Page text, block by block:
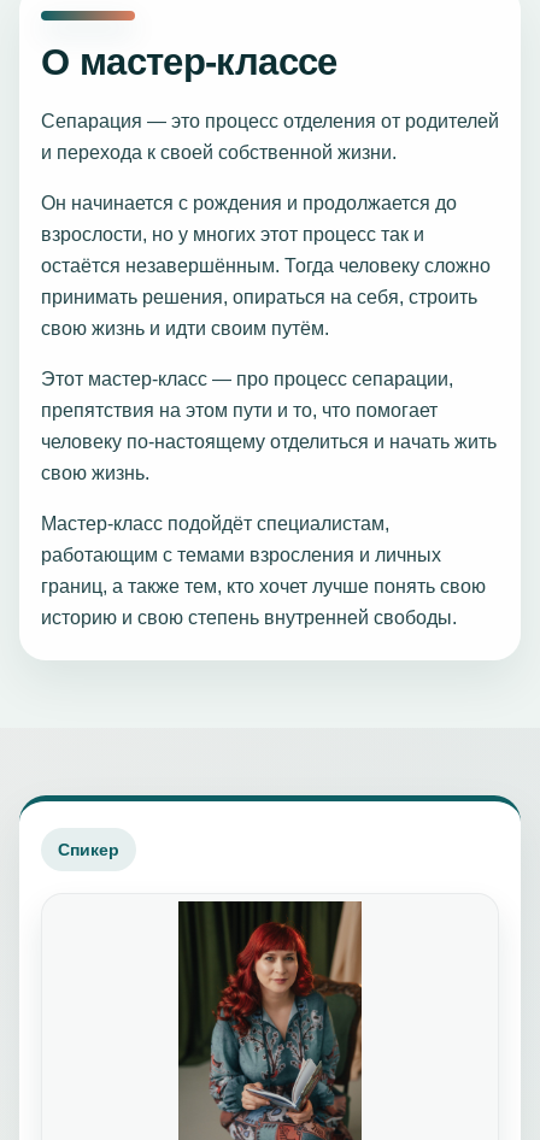
О мастер-классе
Сепарация — это процесс отделения от родителей
и перехода к своей собственной жизни.
Он начинается с рождения и продолжается до
взрослости, но у многих этот процесс так и
остаётся незавершённым. Тогда человеку сложно
принимать решения, опираться на себя, строить
свою жизнь и идти своим путём.
Этот мастер-класс — про процесс сепарации,
препятствия на этом пути и то, что помогает
человеку по-настоящему отделиться и начать жить
свою жизнь.
Мастер-класс подойдёт специалистам,
работающим с темами взросления и личных
границ, а также тем, кто хочет лучше понять свою
историю и свою степень внутренней свободы.
Спикер